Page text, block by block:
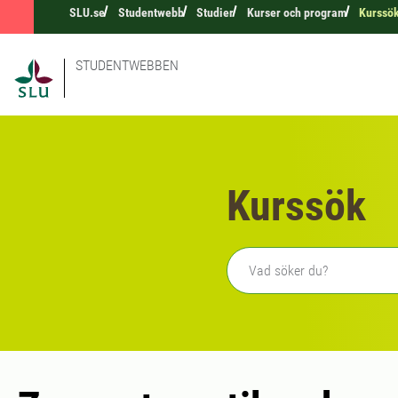
SLU.se Studentwebb Studier Kurser och program
STUDENTWEBBEN
Kurssök
Fritext sökning